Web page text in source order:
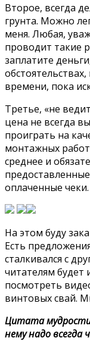
Второе, всегда
грунта. Можно
меня. Любая,
проводит такие
заплатите
времени, пока
Третье, «не
цена не всегда
проиграть на
монтажных
среднее и
оплаченные чеки.
На этом буду
Есть
сталкивался с
читателям будет
посмотреть
винтовых свай.
Цитата
нему надо всегда